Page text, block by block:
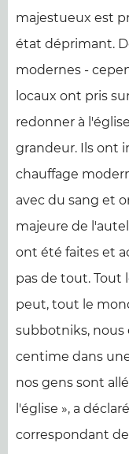
majestueux est
état déprimant.
modernes -
locaux ont pris
redonner à
grandeur. Ils ont
chauffage
avec du sang et
majeure de
ont été faites et
pas de tout. Tout
peut, tout le
subbotniks, nous
centime dans
nos gens sont
l'église », a
correspondant